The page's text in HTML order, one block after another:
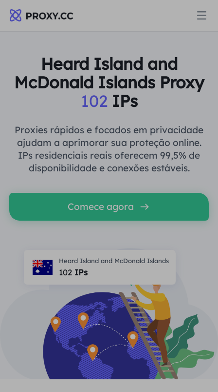
Proxies
PROCURAÇÃO RESIDENCIAL
Procuração Residencial
Proxy residencial estático
Proxy Residencial Ilimitado
Agente de data center estático
Preços
Procuração Residencial $0.8/GB
Proxy residencial estático
Proxy Residencial Ilimitado
Proxy ISP de longa duração
Data for AI
Soluções
POR CASO DE USO
Verificação de anúncios
Raspagem e rastreamento da Web
Ver tudo
FERRAMENTAS GRATUITAS
Verificador de proxy
Lista de proxy grátis
AJUDA
Perguntas frequentes
Blogue
Guia do usuário
Português
English
Việt Nam
Aproveitar77% de descontoe aja agora!
Residencial $0/GB $0/dia ilimitado
Heard Island and
McDonald Islands Proxy
102IPs
Proxies rápidos e focados em privacidade
ajudam a aprimorar sua proteção online.
IPs residenciais reais oferecem 99,5% de
disponibilidade e conexões estáveis.
Comece agora
Heard Island and McDonald Islands
102IPs